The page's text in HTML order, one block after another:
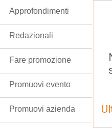
Approfondimenti
Redazionali
Fare promozione
Promuovi evento
Promuovi azienda